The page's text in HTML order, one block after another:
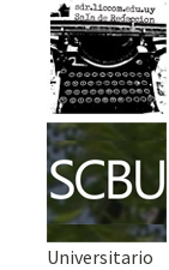
Universitario